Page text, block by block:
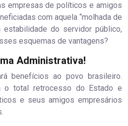
empresas de políticos e amigos
com aquela “molhada de
estabilidade do servidor público,
esquemas de vantagens?
Administrativa!
benefícios ao povo brasileiro.
o total retrocesso do Estado e
e seus amigos empresários